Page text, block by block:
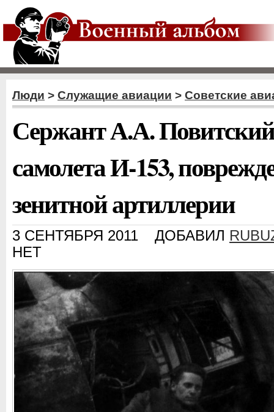
Люди > Служащие авиации > Советские
Сержант А.А. Повитский
самолета И-153,
зенитной артиллерии
3 СЕНТЯБРЯ 2011 ДОБАВИЛ
НЕТ